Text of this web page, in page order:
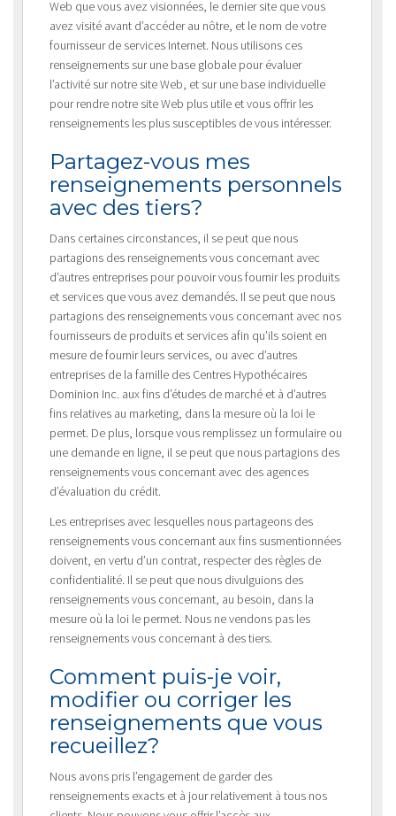
Web que vous avez visionnées, le dernier site que vous
avez visité avant d’accéder au nôtre, et le nom de votre
fournisseur de services Internet. Nous utilisons ces
renseignements sur une base globale pour évaluer
l’activité sur notre site Web, et sur une base individuelle
pour rendre notre site Web plus utile et vous offrir les
renseignements les plus susceptibles de vous intéresser.
Partagez-vous mes
renseignements personnels
avec des tiers?
Dans certaines circonstances, il se peut que nous
partagions des renseignements vous concernant avec
d’autres entreprises pour pouvoir vous fournir les produits
et services que vous avez demandés. Il se peut que nous
partagions des renseignements vous concernant avec nos
fournisseurs de produits et services afin qu’ils soient en
mesure de fournir leurs services, ou avec d’autres
entreprises de la famille des Centres Hypothécaires
Dominion Inc. aux fins d’études de marché et à d’autres
fins relatives au marketing, dans la mesure où la loi le
permet. De plus, lorsque vous remplissez un formulaire ou
une demande en ligne, il se peut que nous partagions des
renseignements vous concernant avec des agences
d’évaluation du crédit.
Les entreprises avec lesquelles nous partageons des
renseignements vous concernant aux fins susmentionnées
doivent, en vertu d’un contrat, respecter des règles de
confidentialité. Il se peut que nous divulguions des
renseignements vous concernant, au besoin, dans la
mesure où la loi le permet. Nous ne vendons pas les
renseignements vous concernant à des tiers.
Comment puis-je voir,
modifier ou corriger les
renseignements que vous
recueillez?
Nous avons pris l’engagement de garder des
renseignements exacts et à jour relativement à tous nos